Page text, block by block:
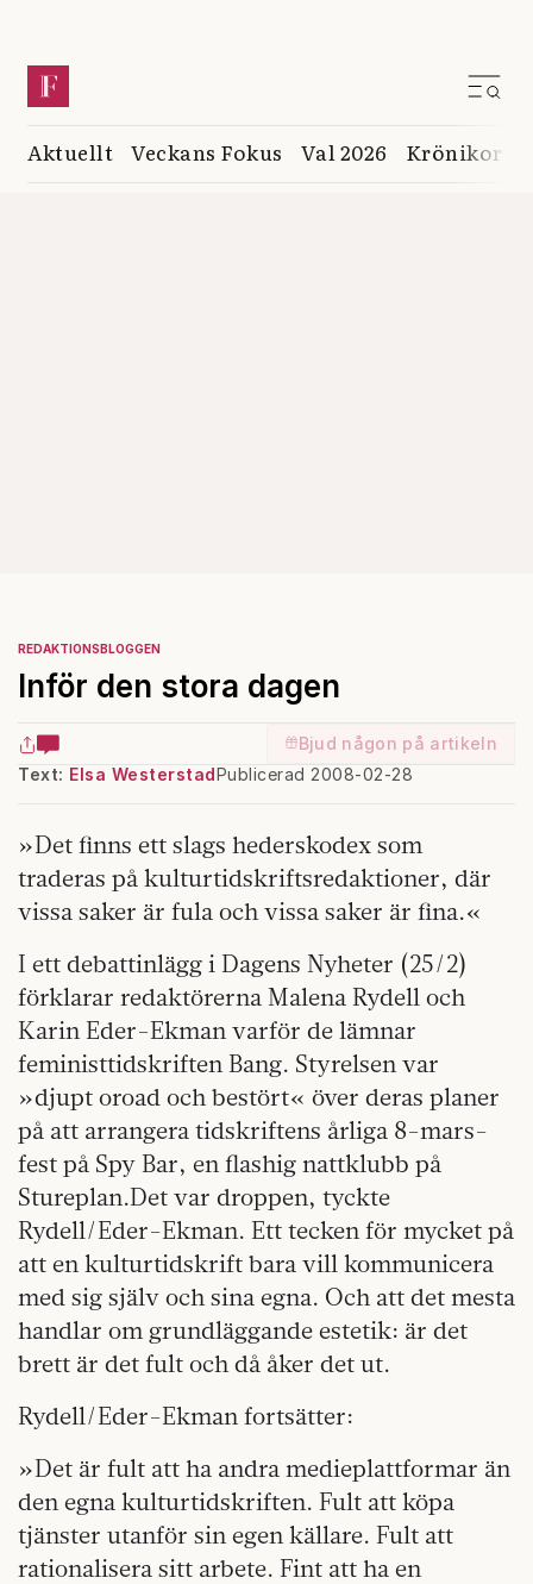
Aktuellt Veckans Fokus Val 2026 Krönikor
REDAKTIONSBLOGGEN
Inför den stora dagen
Bjud någon på artikeln
Text: Elsa WesterstadPublicerad 2008-02-28
»Det finns ett slags hederskodex som
traderas på kulturtidskriftsredaktioner, där
vissa saker är fula och vissa saker är fina.«
I ett debattinlägg i Dagens Nyheter (25/2)
förklarar redaktörerna Malena Rydell och
Karin Eder-­Ekman varför de lämnar
feminist­tidskriften Bang. Styrelsen var
»djupt oroad och bestört« över deras planer
på att arrangera tidskriftens årliga 8-mars-
fest på Spy Bar, en flashig nattklubb på
Stureplan.Det var droppen, tyckte
Rydell/Eder-Ekman. Ett tecken för mycket på
att en kulturtidskrift bara vill kommunicera
med sig själv och sina egna. Och att det mesta
handlar om grundläggande estetik: är det
brett är det fult och då åker det ut.
Rydell/Eder-Ekman fortsätter:
»Det är fult att ha andra medie­plattformar än
den egna kulturtidskriften. Fult att köpa
tjänster utanför sin egen källare. Fult att
rationalisera sitt arbete. Fint att ha en